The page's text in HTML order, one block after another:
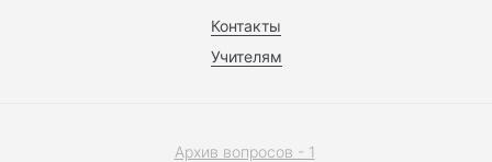
Контакты
Учителям
Архив вопросов - 1